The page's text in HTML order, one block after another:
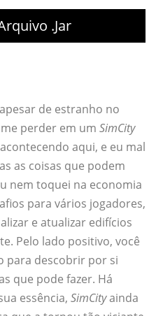
.jar
de estranho no
perder em um SimCity
aqui, e eu mal
as coisas que podem
nem toquei na economia
para vários jogadores,
e atualizar edifícios
Pelo lado positivo, você
para descobrir por si
que pode fazer. Há
essência, SimCityainda